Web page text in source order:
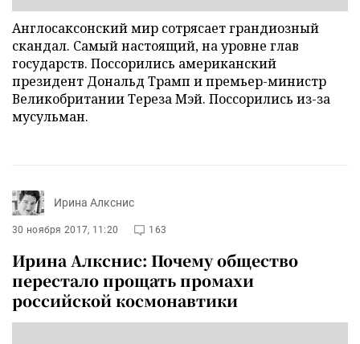
Англосаксонский мир сотрясает грандиозный
скандал. Самый настоящий, на уровне глав
государств. Поссорились американский
президент Дональд Трамп и премьер-министр
Великобритании Тереза Мэй. Поссорились из-за
мусульман.
Ирина Алкснис
30 ноября 2017, 11:20 163
Ирина Алкснис: Почему общество
перестало прощать промахи
российской космонавтики